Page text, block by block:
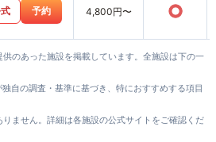
予約 4,800円〜 ○
のあった施設を掲載しています。全施設は下の一
自の調査・基準に基づき、特におすすめする項目
ません。詳細は各施設の公式サイトをご確認くだ